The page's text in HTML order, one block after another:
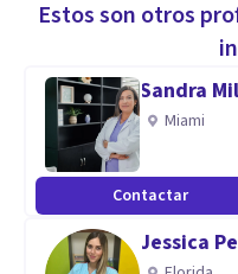
Estos son otros
Sandra
Miami
Contactar
Jessica